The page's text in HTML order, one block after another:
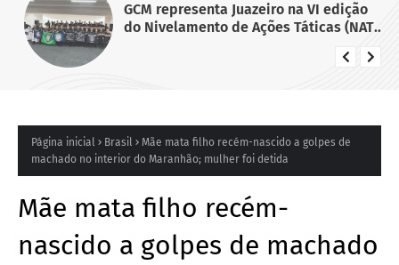
GCM representa Juazeiro na VI edição
do Nivelamento de Ações Táticas (NAT-
Página inicial Brasil
Mãe mata filho recém-nascido a golpes de
machado no interior do Maranhão; mulher foi detida
Mãe mata filho recém-
nascido a golpes de machado